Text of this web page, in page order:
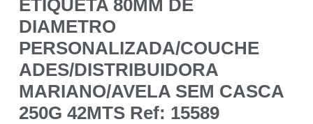
ETIQUETA 80MM DE
DIAMETRO
PERSONALIZADA/COUCHE
ADES/DISTRIBUIDORA
MARIANO/AVELA SEM CASCA
250G 42MTS Ref: 15589